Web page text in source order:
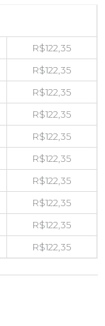
R$122,35
R$122,35
R$122,35
R$122,35
R$122,35
R$122,35
R$122,35
R$122,35
R$122,35
R$122,35